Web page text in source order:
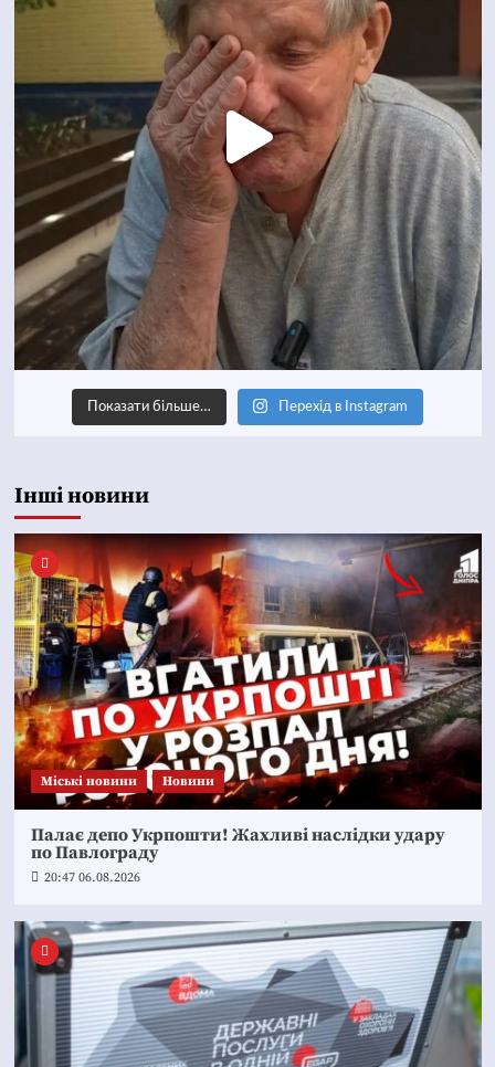
Показати більше… Перехід в Instagram
Інші новини
Mіські новини Новини
Палає депо Укрпошти! Жахливі наслідки удару
по Павлограду
20:47 06.08.2026